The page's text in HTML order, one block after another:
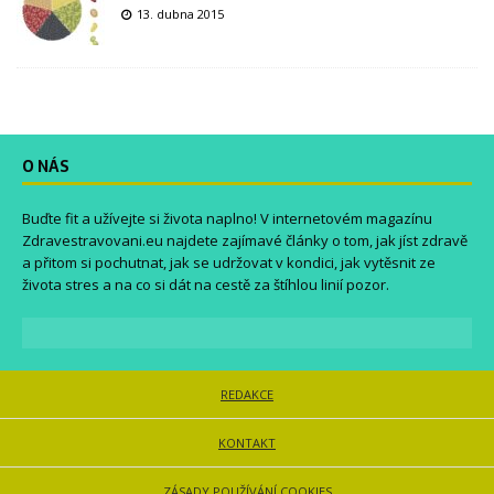
13. dubna 2015
O NÁS
Buďte fit a užívejte si života naplno! V internetovém magazínu
Zdravestravovani.eu najdete zajímavé články o tom, jak jíst zdravě
a přitom si pochutnat, jak se udržovat v kondici, jak vytěsnit ze
života stres a na co si dát na cestě za štíhlou linií pozor.
REDAKCE
KONTAKT